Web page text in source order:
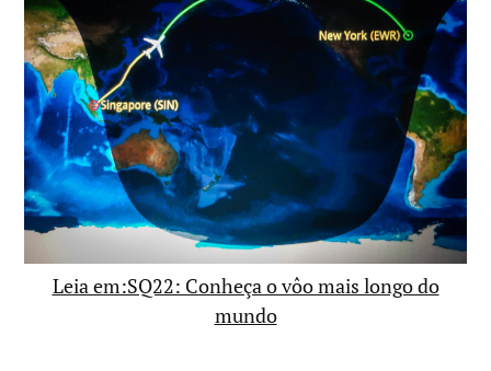
Leia em:SQ22: Conheça o vôo mais longo do
mundo